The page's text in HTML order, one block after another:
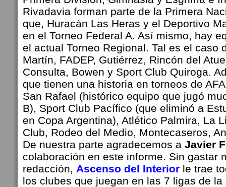
Rivadavia forman parte de la Primera
que, Huracán Las Heras y el Deportivo
en el Torneo Federal A. Así mismo, hay
el actual Torneo Regional. Tal es el caso
Martín, FADEP, Gutiérrez, Rincón del
Consulta, Bowen y Sport Club Quiroga.
que tienen una historia en torneos de
San Rafael (histórico equipo que jugó
B), Sport Club Pacífico (que eliminó a
en Copa Argentina), Atlético Palmira, La
Club, Rodeo del Medio, Montecaseros,
De nuestra parte agradecemos a Javier
colaboración en este informe. Sin gastar
redacción, Ascenso del Interior le trae
los clubes que juegan en las 7 ligas de la